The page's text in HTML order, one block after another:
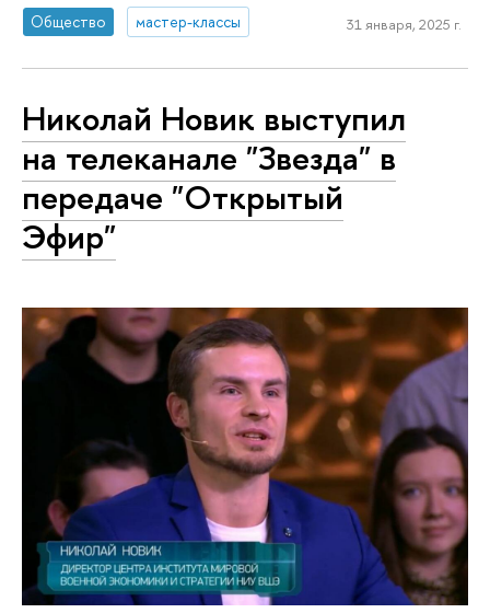
Общество мастер-классы 31 января, 2025 г.
Николай Новик выступил
на телеканале "Звезда" в
передаче "Открытый
Эфир"